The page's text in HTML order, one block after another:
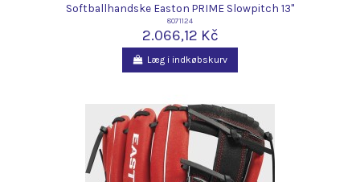
Softballhandske Easton PRIME Slowpitch 13"
8071124
2.066,12 Kč
Læg i indkøbskurv